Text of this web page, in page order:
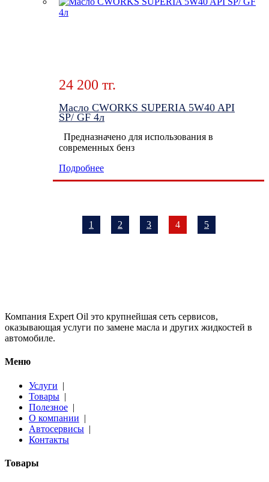
24 200 тг.
Масло CWORKS SUPERIA 5W40 API
SP/ GF 4л
Предназначено для использования в
современных бенз
Подробнее
1 2 3 4 5
Компания Expert Oil это крупнейшая сеть сервисов,
оказывающая услуги по замене масла и других жидкостей в
автомобиле.
Меню
Услуги |
Товары |
Полезное |
О компании |
Автосервисы |
Контакты
Товары